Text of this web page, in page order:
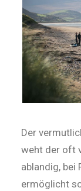
Der
weht der oft
ablandig, bei
ermöglicht